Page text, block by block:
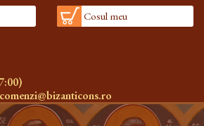
Cosul meu
comenzi@bizanticons.ro